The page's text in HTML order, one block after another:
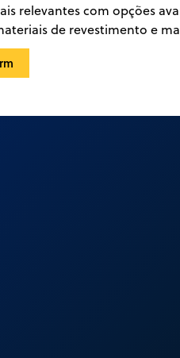
relevantes com opções
de revestimento e